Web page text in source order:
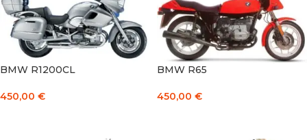
BMW R1200CL
450,00 €
BMW R65
450,00 €